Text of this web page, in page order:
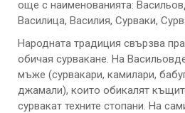
още с наименованията:
Василица, Василия, Сурваки,
Народната традиция свързва
обичая сурвакане. На
мъже (сурвакари, камилари,
джамали), които обикалят
сурвакат техните стопани. На